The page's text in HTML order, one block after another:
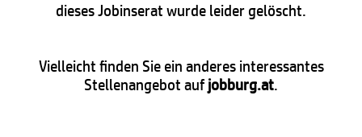
dieses Jobinserat wurde leider gelöscht.
Vielleicht finden Sie ein anderes interessantes
Stellenangebot aufjobburg.at.